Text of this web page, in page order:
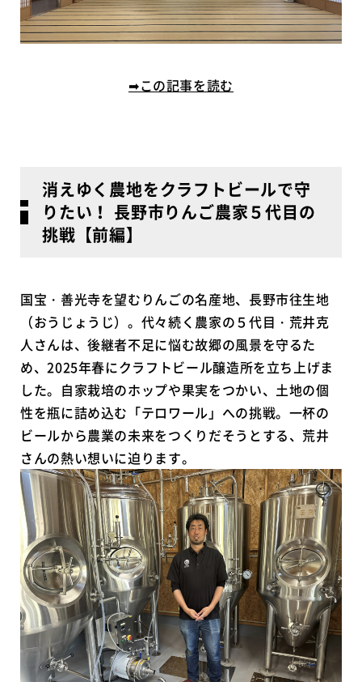
➡この記事を読む
消えゆく農地をクラフトビールで守
りたい！ 長野市りんご農家５代目の
挑戦【前編】
国宝・善光寺を望むりんごの名産地、長野市往生地
（おうじょうじ）。代々続く農家の５代目・荒井克
人さんは、後継者不足に悩む故郷の風景を守るた
め、2025年春にクラフトビール醸造所を立ち上げま
した。自家栽培のホップや果実をつかい、土地の個
性を瓶に詰め込む「テロワール」への挑戦。一杯の
ビールから農業の未来をつくりだそうとする、荒井
さんの熱い想いに迫ります。